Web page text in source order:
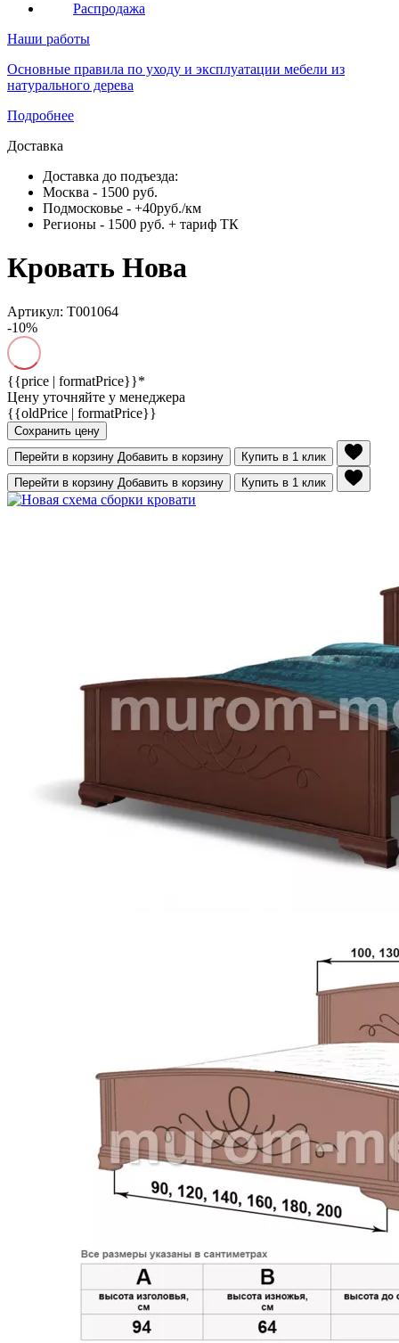
Распродажа
Наши работы
Основные правила по уходу и эксплуатации мебели из
натурального дерева
Подробнее
Доставка
Доставка до подъезда:
Москва - 1500 руб.
Подмосковье - +40руб./км
Регионы - 1500 руб. + тариф ТК
Кровать Нова
Артикул: Т001064
-10%
{{price | formatPrice}}*
Цену уточняйте у менеджера
{{oldPrice | formatPrice}}
Сохранить цену
Перейти в корзину Добавить в корзину
Купить в 1 клик
Перейти в корзину Добавить в корзину Купить в 1 клик